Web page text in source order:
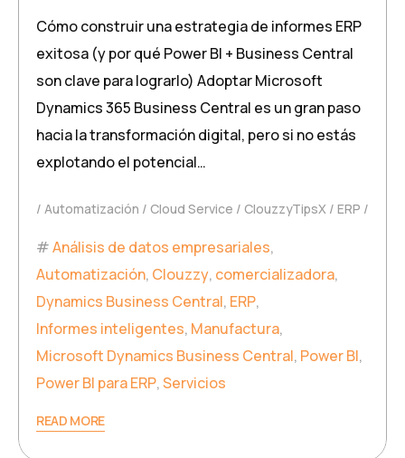
Cómo construir una estrategia de informes ERP
exitosa (y por qué Power BI + Business Central
son clave para lograrlo) Adoptar Microsoft
Dynamics 365 Business Central es un gran paso
hacia la transformación digital, pero si no estás
explotando el potencial…
Automatización Cloud Service ClouzzyTipsX ERP
Análisis de datos empresariales,
Automatización, Clouzzy, comercializadora,
Dynamics Business Central, ERP,
Informes inteligentes, Manufactura,
Microsoft Dynamics Business Central, Power BI,
Power BI para ERP,Servicios
READ MORE